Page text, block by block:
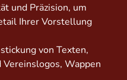
und Präzision, um
Ihrer Vorstellung
von Texten,
Wappen